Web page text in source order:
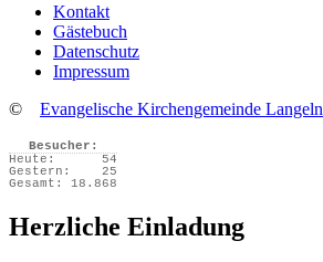
Kontakt
Gästebuch
Datenschutz
Impressum
© Evangelische Kirchengemeinde Langeln
Besucher:
Heute:
54
Gestern:
25
Gesamt:
18.868
Herzliche Einladung